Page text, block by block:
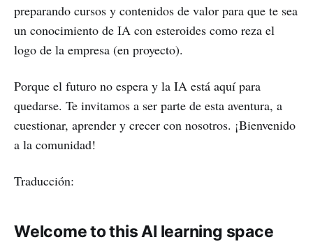
preparando cursos y contenidos de valor para que te sea
un conocimiento de IA con esteroides como reza el
logo de la empresa (en proyecto).
Porque el futuro no espera y la IA está aquí para
quedarse. Te invitamos a ser parte de esta aventura, a
cuestionar, aprender y crecer con nosotros. ¡Bienvenido
a la comunidad!
Traducción:
Welcome to this AI learning space